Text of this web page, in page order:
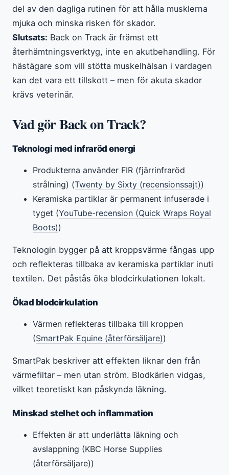
del av den dagliga rutinen för att hålla musklerna
mjuka och minska risken för skador.
Slutsats: Back on Track är främst ett
återhämtningsverktyg, inte en akutbehandling. För
hästägare som vill stötta muskelhälsan i vardagen
kan det vara ett tillskott – men för akuta skador
krävs veterinär.
Vad gör Back on Track?
Teknologi med infraröd energi
Produkterna använder FIR (fjärrinfraröd
strålning) (Twenty by Sixty (recensionssajt))
Keramiska partiklar är permanent infuserade i
tyget (YouTube-recension (Quick Wraps Royal
Boots))
Teknologin bygger på att kroppsvärme fångas upp
och reflekteras tillbaka av keramiska partiklar inuti
textilen. Det påstås öka blodcirkulationen lokalt.
Ökad blodcirkulation
Värmen reflekteras tillbaka till kroppen
(SmartPak Equine (återförsäljare))
SmartPak beskriver att effekten liknar den från
värmefiltar – men utan ström. Blodkärlen vidgas,
vilket teoretiskt kan påskynda läkning.
Minskad stelhet och inflammation
Effekten är att underlätta läkning och
avslappning (KBC Horse Supplies
(återförsäljare))